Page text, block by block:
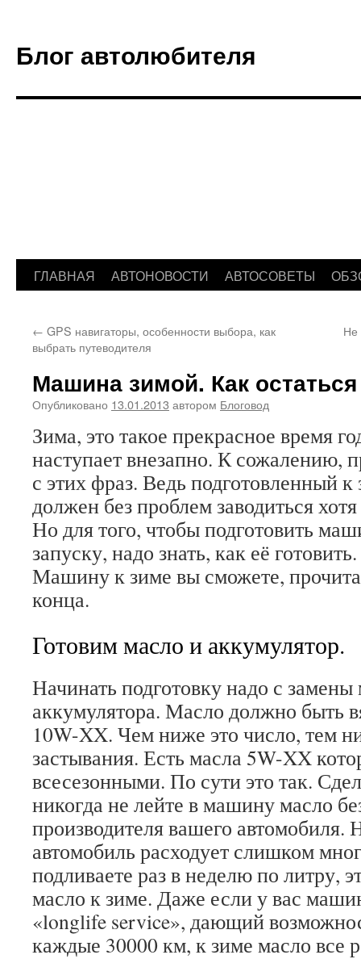
Блог автолюбителя
Перейти
содержимому
ГЛАВНАЯ АВТОНОВОСТИ АВТОСОВЕТЫ
← GPS навигаторы, особенности выбора, как
выбрать путеводителя
Не
Машина зимой. Как
Опубликовано 13.01.2013 автором Блоговод
Зима, это такое прекрасное время
наступает внезапно. К сожалению,
с этих фраз. Ведь подготовленный
должен без проблем заводиться
Но для того, чтобы подготовить
запуску, надо знать, как её
Машину к зиме вы сможете,
конца.
Готовим масло и аккумулятор.
Начинать подготовку надо с замены
аккумулятора. Масло должно быть
10W-XX. Чем ниже это число, тем
застывания. Есть масла 5W-XX
всесезонными. По сути это так.
никогда не лейте в машину масло
производителя вашего автомобиля.
автомобиль расходует слишком
подливаете раз в неделю по литру,
масло к зиме. Даже если у вас
«longlife service», дающий
каждые 30000 км, к зиме масло все